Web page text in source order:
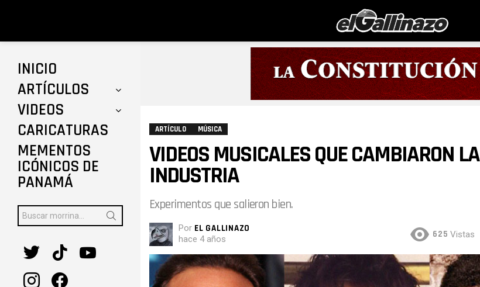
ARTÍCULO MÚSICA
VIDEOS MUSICALES QUE CAMBIARON LA
INDUSTRIA
Experimentos que salieron bien.
Por EL GALLINAZO
hace 4 años 625 Vistas
INICIO
ARTÍCULOS
VIDEOS
CARICATURAS
MEMENTOS
ICÓNICOS DE
PANAMÁ